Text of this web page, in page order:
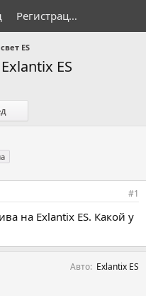
Регистрация
ES
ES
#1
на Exlantix ES. Какой у
Авто Exlantix ES